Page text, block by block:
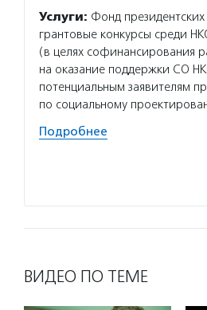
Услуги: Фонд
грантовые конкурсы среди
(в целях софинансирования
на оказание поддержки СО
потенциальным заявителям
по социальному
Подробнее
ВИДЕО ПО ТЕМЕ